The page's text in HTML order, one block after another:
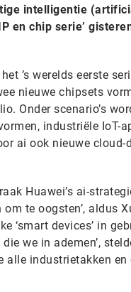
intelligentie
en chip serie’
’s werelds eerste
nieuwe chipsets
Onder scenario’s
industriële IoT-
ai ook nieuwe cloud-
Huawei’s ai-
te oogsten’, aldus
‘smart devices’ in
we in ademen’,
alle industrietakken